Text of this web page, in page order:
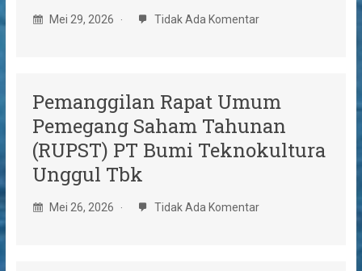
Mei 29, 2026 Tidak Ada Komentar
Pemanggilan Rapat Umum
Pemegang Saham Tahunan
(RUPST) PT Bumi Teknokultura
Unggul Tbk
Mei 26, 2026 Tidak Ada Komentar